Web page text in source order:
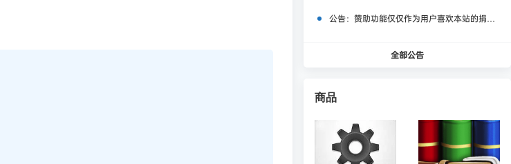
公告： 赞助功能仅仅作为用户喜欢本站的捐赠打赏功能，同时赞助费用也将作为服务器费用,网盘扩容费用等，所有内容不作为商业行为。
全部公告
商品